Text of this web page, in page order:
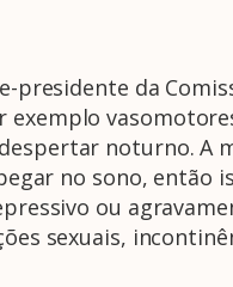
presidente da
noturno. A
no sono, então
ou
sexuais,